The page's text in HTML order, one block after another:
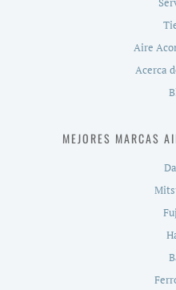
Aire
Acerca
MEJORES MARCAS